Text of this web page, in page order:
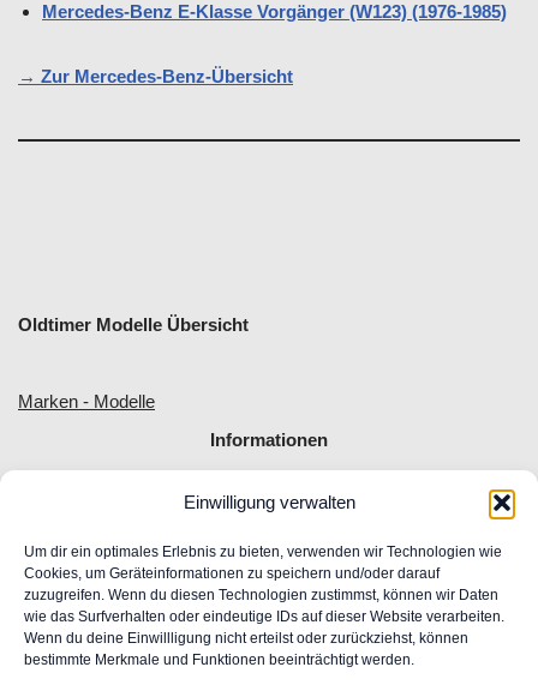
Einwilligung verwalten
Um dir ein optimales Erlebnis zu bieten, verwenden wir Technologien wie
Cookies, um Geräteinformationen zu speichern und/oder darauf
zuzugreifen. Wenn du diesen Technologien zustimmst, können wir Daten
wie das Surfverhalten oder eindeutige IDs auf dieser Website verarbeiten.
Wenn du deine Einwillligung nicht erteilst oder zurückziehst, können
bestimmte Merkmale und Funktionen beeinträchtigt werden.
Mercedes-Benz E-Klasse Vorgänger (W123) (1976-1985)
→ Zur Mercedes-Benz-Übersicht
Oldtimer Modelle Übersicht
Marken - Modelle
Informationen
Allgemeine Geschäftsbedingungen
Impressum
Widerrufsrecht
Datenschutz
FAQ
Unser Engagement für Barrierefreiheit im Web